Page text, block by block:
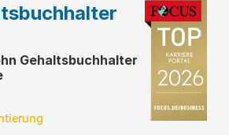
Gehaltsbuchhalter